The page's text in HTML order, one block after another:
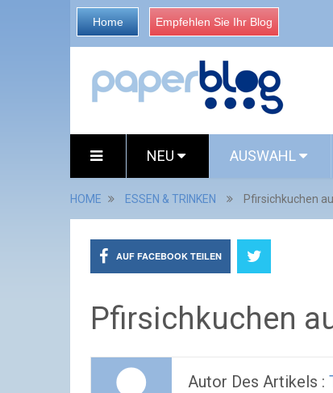
Home Empfehlen Sie Ihr Blog
NEU AUSWAHL
HOME ESSEN & TRINKEN Pfirsichkuchen
AUF FACEBOOK TEILEN
Pfirsichkuchen
Autor Des Artikels :